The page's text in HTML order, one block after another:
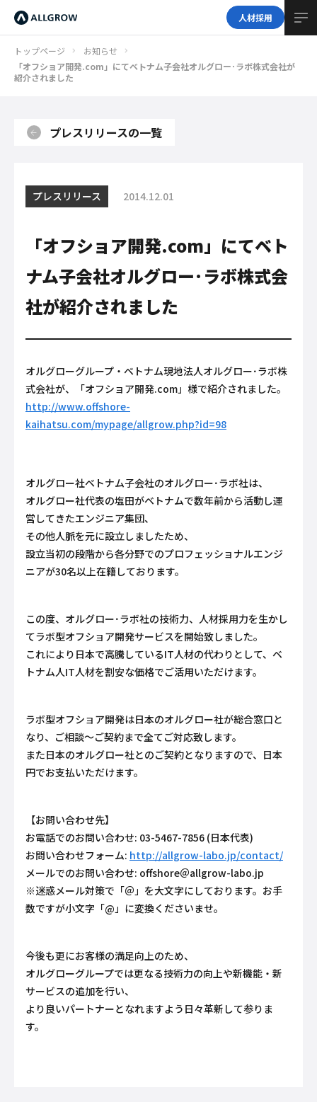
人材採用
トップページ
お知らせ
「オフショア開発.com」にてベトナム子会社オルグロー･ラボ株式会社が
紹介されました
プレスリリースの一覧
プレスリリース 2014.12.01
「オフショア開発.com」にてベト
ナム子会社オルグロー･ラボ株式会
社が紹介されました
オルグローグループ・ベトナム現地法人オルグロー･ラボ株
式会社が、「オフショア開発.com」様で紹介されました。
http://www.offshore-
kaihatsu.com/mypage/allgrow.php?id=98
オルグロー社ベトナム子会社のオルグロー･ラボ社は、
オルグロー社代表の塩田がベトナムで数年前から活動し運
営してきたエンジニア集団、
その他人脈を元に設立しましたため、
設立当初の段階から各分野でのプロフェッショナルエンジ
ニアが30名以上在籍しております。
この度、オルグロー･ラボ社の技術力、人材採用力を生かし
てラボ型オフショア開発サービスを開始致しました。
これにより日本で高騰しているIT人材の代わりとして、ベ
トナム人IT人材を割安な価格でご活用いただけます。
ラボ型オフショア開発は日本のオルグロー社が総合窓口と
なり、ご相談～ご契約まで全てご対応致します。
また日本のオルグロー社とのご契約となりますので、日本
円でお支払いただけます。
【お問い合わせ先】
お電話でのお問い合わせ: 03-5467-7856 (日本代表)
お問い合わせフォーム: http://allgrow-labo.jp/contact/
メールでのお問い合わせ: offshore＠allgrow-labo.jp
※迷惑メール対策で「＠」を大文字にしております。お手
数ですが小文字「@」に変換くださいませ。
今後も更にお客様の満足向上のため、
オルグローグループでは更なる技術力の向上や新機能・新
サービスの追加を行い、
より良いパートナーとなれますよう日々革新して参りま
す。